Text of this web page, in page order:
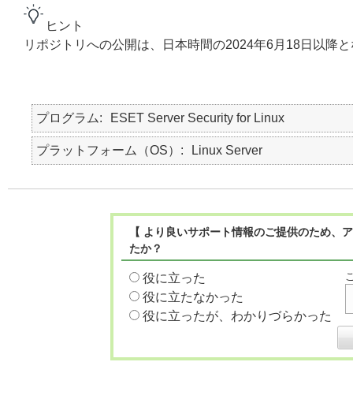
ヒント
リポジトリへの公開は、日本時間の2024年6月18日以降
プログラム ESET Server Security for Linux
プラットフォーム（OS） Linux Server
【 より良いサポート情報のご提供のため
たか？
役に立った
役に立たなかった
役に立ったが、わかりづらかった